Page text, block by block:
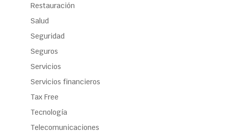
Restauración
Salud
Seguridad
Seguros
Servicios
Servicios financieros
Tax Free
Tecnología
Telecomunicaciones